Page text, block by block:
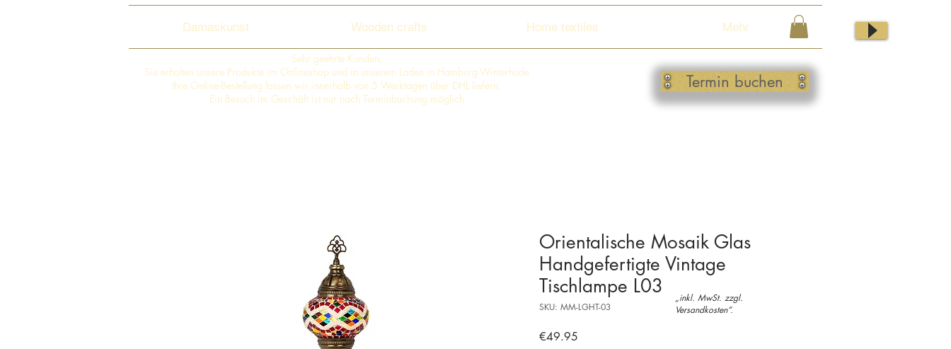
Damaskunst Wooden crafts Home textiles Mehr
Sehr geehrte Kunden,
Sie erhalten unsere Produkte im Onlineshop und in unserem Laden in Hamburg-Winterhude
Ihre Online-Bestellung lassen wir innerhalb von 5 Werktagen über DHL liefern.
Ein Besuch im Geschäft ist nur nach Terminbuchung möglich
Termin buchen
Orientalische Mosaik Glas
Handgefertigte Vintage
Tischlampe L03
SKU: MM-LGHT-03
€49.95
„inkl. MwSt. zzgl.
Versandkosten“.